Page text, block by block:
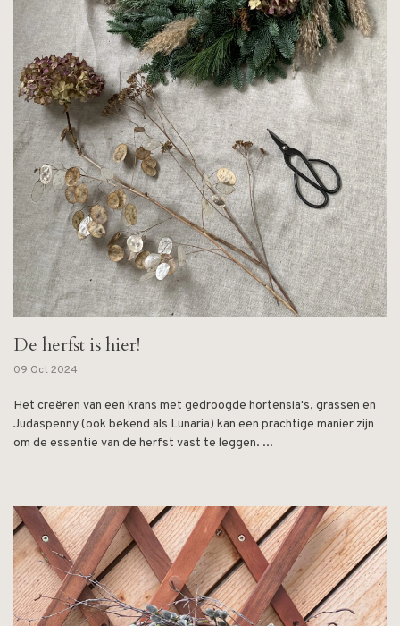
De herfst is hier!
09 Oct 2024
Het creëren van een krans met gedroogde hortensia's, grassen en
Judaspenny (ook bekend als Lunaria) kan een prachtige manier zijn
om de essentie van de herfst vast te leggen. ...